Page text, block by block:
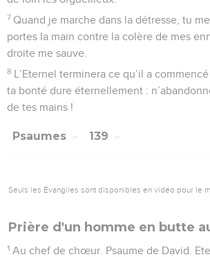
7 Quand je marche dans la détresse, tu
portes la main contre la colère de mes
droite me sauve.
8 L’Eternel terminera ce qu’il a
ta bonté dure éternellement :
de tes mains !
Psaumes 139
Seuls les Évangiles sont disponibles en vidéo pour le
Prière d'un homme en butte
1 Au chef de chœur. Psaume de David.